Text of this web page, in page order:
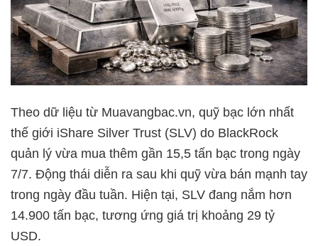
Theo dữ liệu từ Muavangbac.vn, quỹ bạc lớn nhất
thế giới iShare Silver Trust (SLV) do BlackRock
quản lý vừa mua thêm gần 15,5 tấn bạc trong ngày
7/7. Động thái diễn ra sau khi quỹ vừa bán mạnh tay
trong ngày đầu tuần. Hiện tại, SLV đang nắm hơn
14.900 tấn bạc, tương ứng giá trị khoảng 29 tỷ
USD.